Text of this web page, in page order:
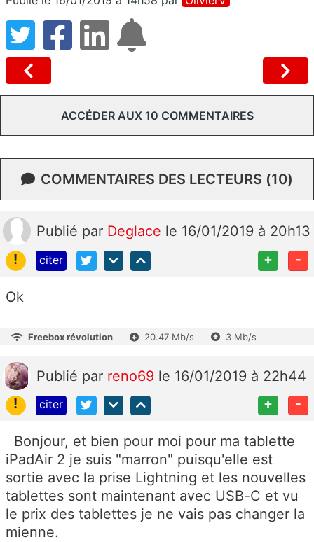
ACCÉDER AUX 10 COMMENTAIRES
COMMENTAIRES DES LECTEURS (10)
Publié par Deglace le 16/01/2019 à 20h13
!
citer + -
Ok
Freebox révolution 20.47 Mb/s 3 Mb/s
Publié par reno69 le 16/01/2019 à 22h44
!
citer + -
Bonjour, et bien pour moi pour ma tablette
iPadAir 2 je suis "marron" puisqu'elle est
sortie avec la prise Lightning et les nouvelles
tablettes sont maintenant avec USB-C et vu
le prix des tablettes je ne vais pas changer la
mienne.